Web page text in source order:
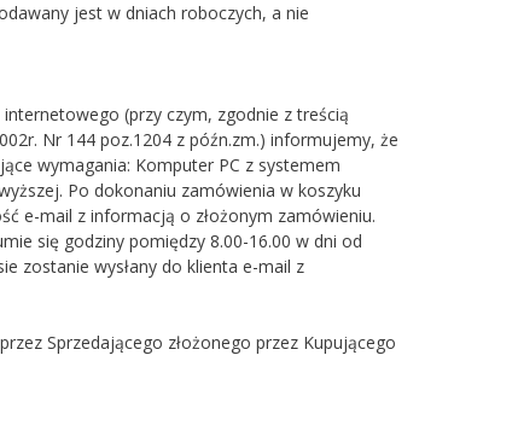
jest w dniach roboczych, a nie
(przy czym, zgodnie z treścią
Nr 144 poz.1204 z późn.zm.) informujemy, że
wymagania: Komputer PC z systemem
Po dokonaniu zamówienia w koszyku
e-mail z informacją o złożonym zamówieniu.
się godziny pomiędzy 8.00-16.00 w dni od
zostanie wysłany do klienta e-mail z
Sprzedającego złożonego przez Kupującego